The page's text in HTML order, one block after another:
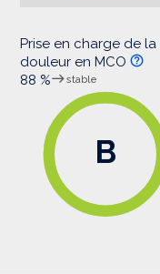
Prise en charge de la
douleur en MCO
88 %
stable
B